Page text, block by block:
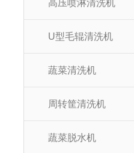
高压喷淋清洗机
U型毛辊清洗机
蔬菜清洗机
周转筐清洗机
蔬菜脱水机